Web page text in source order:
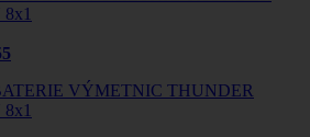
VÝMETNIC THUNDER